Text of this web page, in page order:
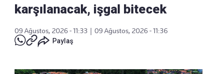
karşılanacak, işgal bitecek
09 Ağustos, 2026 - 11:33
09 Ağustos, 2026 - 11:36
Paylaş